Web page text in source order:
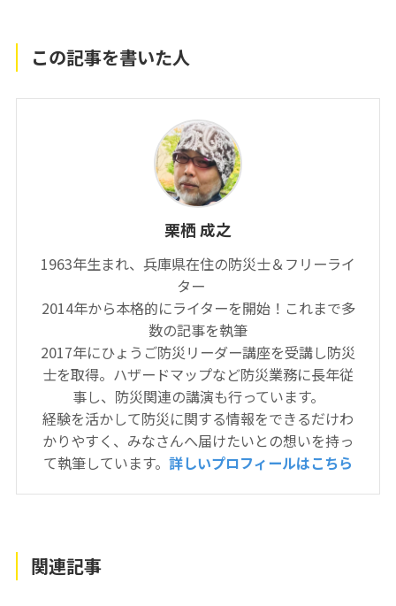
この記事を書いた人
栗栖 成之
1963年生まれ、兵庫県在住の防災士＆フリーライ
ター
2014年から本格的にライターを開始！これまで多
数の記事を執筆
2017年にひょうご防災リーダー講座を受講し防災
士を取得。ハザードマップなど防災業務に長年従
事し、防災関連の講演も行っています。
経験を活かして防災に関する情報をできるだけわ
かりやすく、みなさんへ届けたいとの想いを持っ
て執筆しています。 詳しいプロフィールはこちら
関連記事